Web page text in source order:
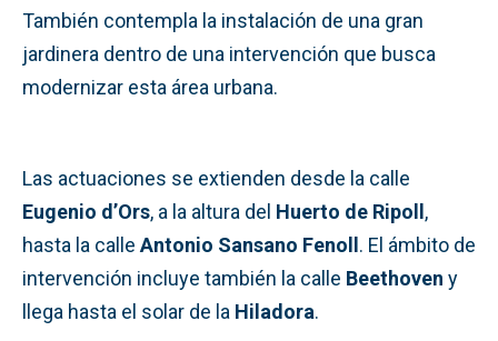
También contempla la instalación de una gran
jardinera dentro de una intervención que busca
modernizar esta área urbana.
Las actuaciones se extienden desde la calle
Eugenio d’Ors, a la altura del Huerto de Ripoll,
hasta la calle Antonio Sansano Fenoll. El ámbito de
intervención incluye también la calle Beethoven y
llega hasta el solar de la Hiladora.